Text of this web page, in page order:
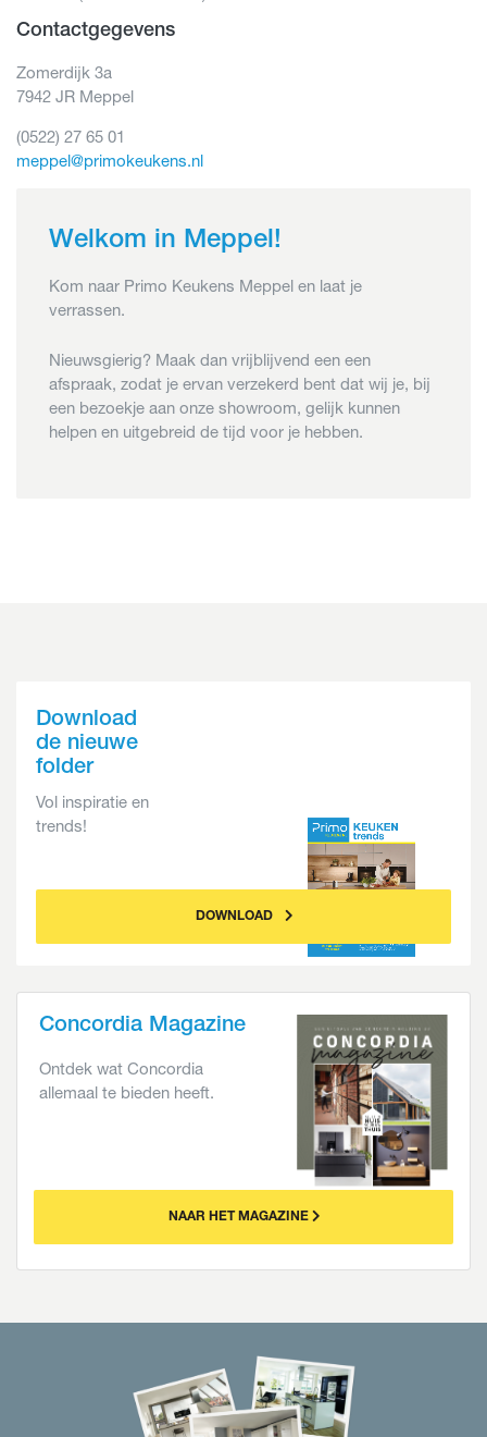
Contactgegevens
Zomerdijk 3a
7942 JR Meppel
(0522) 27 65 01
meppel@primokeukens.nl
Welkom in Meppel!
Kom naar Primo Keukens Meppel en laat je
verrassen.
Nieuwsgierig? Maak dan vrijblijvend een een
afspraak, zodat je ervan verzekerd bent dat wij je, bij
een bezoekje aan onze showroom, gelijk kunnen
helpen en uitgebreid de tijd voor je hebben.
Download
de nieuwe
folder
Vol inspiratie en
trends!
DOWNLOAD
Concordia Magazine
Ontdek wat Concordia
allemaal te bieden heeft.
NAAR HET MAGAZINE